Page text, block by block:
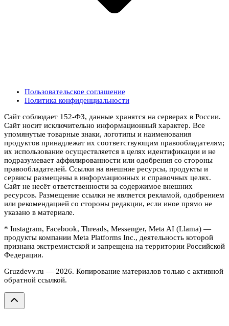
Пользовательское соглашение
Политика конфиденциальности
Сайт соблюдает 152-ФЗ, данные хранятся на серверах в России.
Сайт носит исключительно информационный характер. Все
упомянутые товарные знаки, логотипы и наименования
продуктов принадлежат их соответствующим правообладателям;
их использование осуществляется в целях идентификации и не
подразумевает аффилированности или одобрения со стороны
правообладателей. Ссылки на внешние ресурсы, продукты и
сервисы размещены в информационных и справочных целях.
Сайт не несёт ответственности за содержимое внешних
ресурсов. Размещение ссылки не является рекламой, одобрением
или рекомендацией со стороны редакции, если иное прямо не
указано в материале.
* Instagram, Facebook, Threads, Messenger, Meta AI (Llama) —
продукты компании Meta Platforms Inc., деятельность которой
признана экстремистской и запрещена на территории Российской
Федерации.
Gruzdevv.ru — 2026. Копирование материалов только с активной
обратной ссылкой.